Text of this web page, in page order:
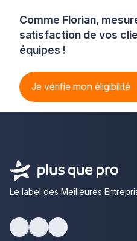
Comme Florian,
satisfaction de vos
équipes !
Je vérifie mon éligibilité
Le label des Meilleures